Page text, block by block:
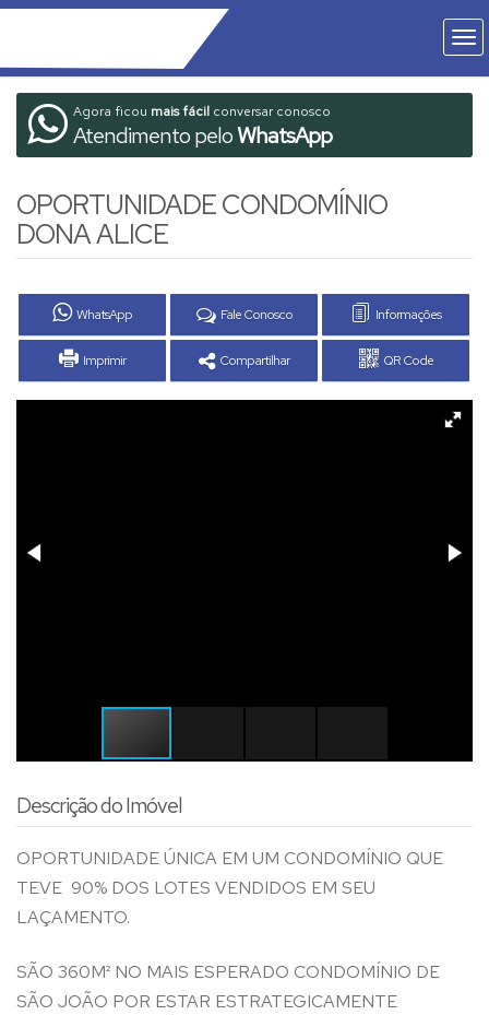
Agora ficou mais fácil conversar conosco
Atendimento peloWhatsApp
OPORTUNIDADE CONDOMÍNIO
DONA ALICE
WhatsApp Fale Conosco Informações
Imprimir Compartilhar QR Code
Descrição do Imóvel
OPORTUNIDADE ÚNICA EM UM CONDOMÍNIO QUE
TEVE 90% DOS LOTES VENDIDOS EM SEU
LAÇAMENTO.
SÃO 360M² NO MAIS ESPERADO CONDOMÍNIO DE
SÃO JOÃO POR ESTAR ESTRATEGICAMENTE